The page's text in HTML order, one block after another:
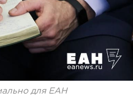
для ЕАН